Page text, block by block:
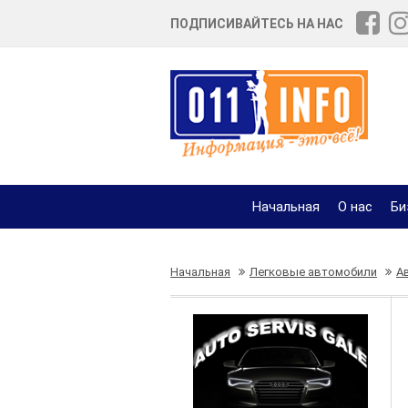
ПОДПИСИВАЙТЕСЬ НА НАС
Начальная О нас
Начальная Легковые автомобили